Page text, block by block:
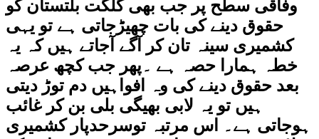
وفاقی سطح پر جب بھی گلگت بلتستان کو
حقوق دینے کی بات چھیڑجاتی ہے تو یہی
کشمیری سینہ تان کر آگے آجاتے ہیں کہ یہ
خطہ ہمارا حصہ ہے ۔پھر جب کچھ عرصہ
بعد حقوق دینے کی وہ افواہیں دم توڑ دیتی
ہیں تو یہ لابی بھیگی بلی بن کر غائب
ہوجاتی ہے۔ اس مرتبہ توسرحدپار کشمیری